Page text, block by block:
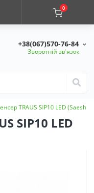
0
+38(067)570-76-84
Зворотній зв'язок
TRAUS SIP10 LED
SIP10 LED